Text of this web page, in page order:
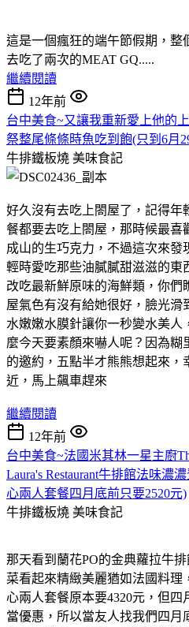
這是一個瘋狂的端午節假期，整
去吃了兩次的MEAT GQ.....
繼續閱讀
12年前
台中美食~又讓我重新愛上他的
祭整尾條條時魚吃到飽(只到6月
牛排鐵板燒 美味食記
好久沒有去吃上閤屋了，記得年
餐都要去吃上閤屋，那時候最喜
成山的生巧克力，不過這次來
輕時愛吃那些油膩膩甜滋滋的東
改吃最新鮮原味的海鮮類，你們
屋氣色有沒有給她很好，臉光滑
水嫩嫩水膜針讓你一秒變水美
麼今天要素顏來嚇人呢？因為
的邀約，五點半才熊熊想起來，
近，馬上飆車趕來
繼續閱讀
12年前
台中美食~法國米其林一星主廚
Laura's Restaurant牛排館法味濃
心兩人套餐四月底前只要2520元)
牛排鐵板燒 美味食記
那天看到蘭花PO的金典蘿拉牛
菜看起來精緻美麗猶如法國料理
心兩人套餐原本要4320元，但四
當優惠，所以當友人找我們四